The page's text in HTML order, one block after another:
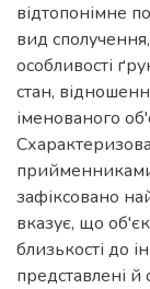
відтопонімне
вид
особливості
стан,
іменованого
зафіксовано
вказує, що
близькості до
представлені й